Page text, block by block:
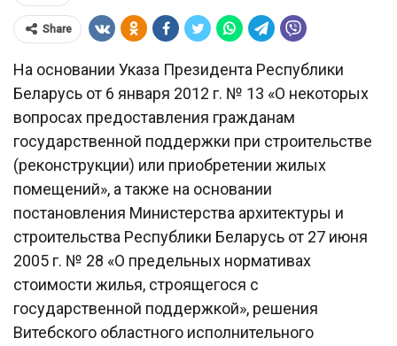
Share
На основании Указа Президента Республики
Беларусь от 6 января 2012 г. № 13 «О некоторых
вопросах предоставления гражданам
государственной поддержки при строительстве
(реконструкции) или приобретении жилых
помещений», а также на основании
постановления Министерства архитектуры и
строительства Республики Беларусь от 27 июня
2005 г. № 28 «О предельных нормативах
стоимости жилья, строящегося с
государственной поддержкой», решения
Витебского областного исполнительного